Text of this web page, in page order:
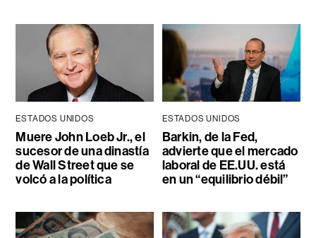
ESTADOS UNIDOS
Muere John Loeb Jr., el
sucesor de una dinastía
de Wall Street que se
volcó a la política
ESTADOS UNIDOS
Barkin, de la Fed,
advierte que el mercado
laboral de EE.UU. está
en un “equilibrio débil”